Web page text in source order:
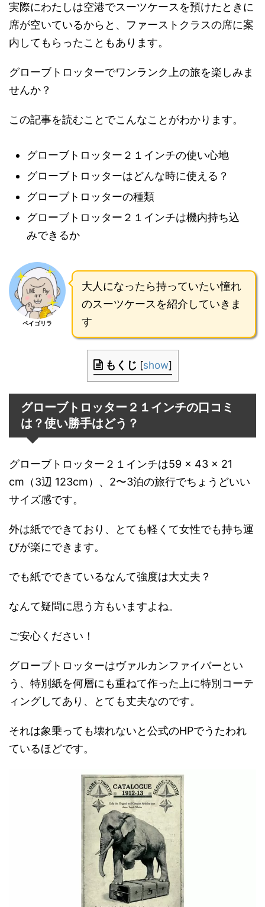
実際にわたしは空港でスーツケースを預けたときに
席が空いているからと、ファーストクラスの席に案
内してもらったこともあります。
グローブトロッターでワンランク上の旅を楽しみま
せんか？
この記事を読むことでこんなことがわかります。
グローブトロッター２１インチの使い心地
グローブトロッターはどんな時に使える？
グローブトロッターの種類
グローブトロッター２１インチは機内持ち込
みできるか
ペイゴリラ
大人になったら持っていたい憧れ
のスーツケースを紹介していきま
す
もくじ [show]
グローブトロッター２１インチの口コミ
は？使い勝手はどう？
グローブトロッター２１インチは59 × 43 × 21
cm（3辺 123cm）、2〜3泊の旅行でちょうどいい
サイズ感です。
外は紙でできており、とても軽くて女性でも持ち運
びが楽にできます。
でも紙でできているなんて強度は大丈夫？
なんて疑問に思う方もいますよね。
ご安心ください！
グローブトロッターはヴァルカンファイバーとい
う、特別紙を何層にも重ねて作った上に特別コーテ
ィングしてあり、とても丈夫なのです。
それは象乗っても壊れないと公式のHPでうたわれ
ているほどです。